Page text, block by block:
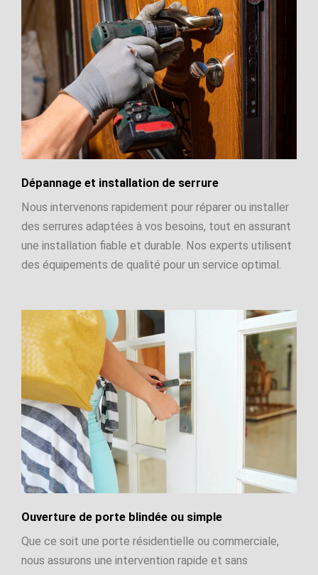
Dépannage et installation de serrure
Nous intervenons rapidement pour réparer ou installer
des serrures adaptées à vos besoins, tout en assurant
une installation fiable et durable. Nos experts utilisent
des équipements de qualité pour un service optimal.
Ouverture de porte blindée ou simple
Que ce soit une porte résidentielle ou commerciale,
nous assurons une intervention rapide et sans